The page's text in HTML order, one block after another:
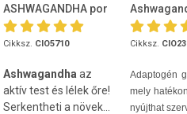
ASHWAGANDHA por
125 g
Cikksz. CIO5710
Ashwagandha az
aktív test és lélek őre!
Serkentheti a növek...
kapszula
Cikksz.
Adaptogén
mely
nyújthat